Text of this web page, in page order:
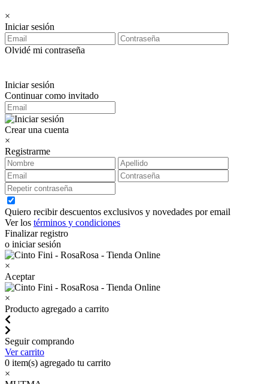
×
Iniciar sesión
Olvidé mi contraseña
Iniciar sesión
Continuar como invitado
Crear una cuenta
×
Registrarme
Quiero recibir descuentos exclusivos y novedades por email
Ver los términos y condiciones
Finalizar registro
o iniciar sesión
×
Aceptar
×
Producto agregado a carrito
Seguir comprando
Ver carrito
0 item(s) agregado tu carrito
×